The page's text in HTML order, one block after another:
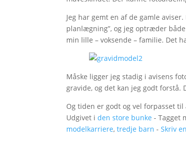
Jeg har gemt en af de gamle
planlægning”, og jeg optræder
min lille – voksende – familie. Det
Måske ligger jeg stadig i avisens
gravide, og det kan jeg godt
Og tiden er godt og vel forpasset
Udgivet iden store bunke - Tagget
modelkarriere,tredje barn -Skriv